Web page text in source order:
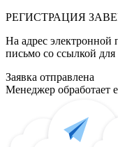
РЕГИСТРАЦИЯ
На адрес электронной
письмо со ссылкой
Заявка отправлена
Менеджер обработает